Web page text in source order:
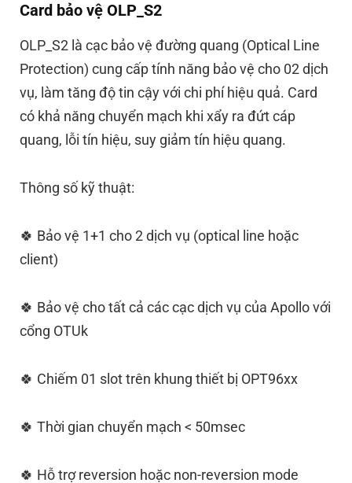
Card bảo vệ OLP_S2
OLP_S2 là cạc bảo vệ đường quang (Optical Line
Protection) cung cấp tính năng bảo vệ cho 02 dịch
vụ, làm tăng độ tin cậy với chi phí hiệu quả. Card
có khả năng chuyển mạch khi xẩy ra đứt cáp
quang, lỗi tín hiệu, suy giảm tín hiệu quang.
Thông số kỹ thuật:
🍀 Bảo vệ 1+1 cho 2 dịch vụ (optical line hoặc
client)
🍀 Bảo vệ cho tất cả các cạc dịch vụ của Apollo với
cổng OTUk
🍀 Chiếm 01 slot trên khung thiết bị OPT96xx
🍀 Thời gian chuyển mạch < 50msec
🍀 Hỗ trợ reversion hoặc non-reversion mode